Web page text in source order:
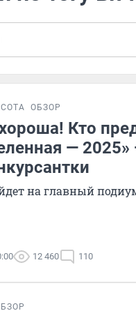
ОБЗОР
Кто
—
на главный
12 460 110